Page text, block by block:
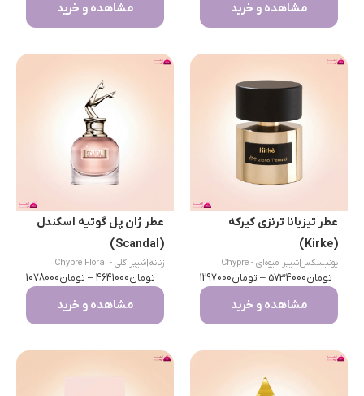
مشاهده و خرید مشاهده و خرید
عطر تیزیانا ترنزی کیرکه
(Kirke)
یونیسکس
|
شیپر میوه‌ای - Chypre
Fruity
تومان5734000
– تومان1297000
مشاهده و خرید
عطر ژان پل گوتیه اسکندل
(Scandal)
زنانه شیپر گلی - Chypre Floral
تومان4641000
– تومان1078000
مشاهده و خرید